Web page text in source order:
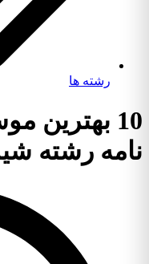
رشته ها
10 بهترین
نامه رشته